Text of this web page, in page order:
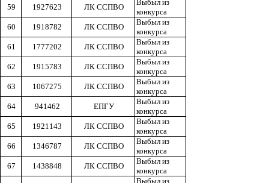
59
1927623 ЛК ССПВО
Выбыл из
конкурса
60
1918782 ЛК ССПВО
Выбыл из
конкурса
61
1777202 ЛК ССПВО
Выбыл из
конкурса
62
1915783 ЛК ССПВО
Выбыл из
конкурса
63
1067275 ЛК ССПВО
Выбыл из
конкурса
64
941462 ЕПГУ
Выбыл из
конкурса
65
1921143 ЛК ССПВО
Выбыл из
конкурса
66
1346787 ЛК ССПВО
Выбыл из
конкурса
67
1438848 ЛК ССПВО
Выбыл из
конкурса
Выбыл из